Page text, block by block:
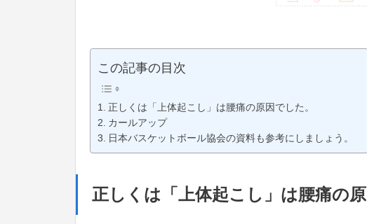
この記事の目次
正しくは「上体起こし」は腰痛の原因でした。
カールアップ
日本バスケットボール協会の資料も参考にしましょう。
正しくは「上体起こし」は腰痛の原